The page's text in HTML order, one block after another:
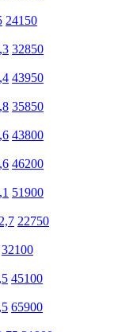
24150
32850
43950
35850
43800
46200
51900
22750
32100
45100
65900